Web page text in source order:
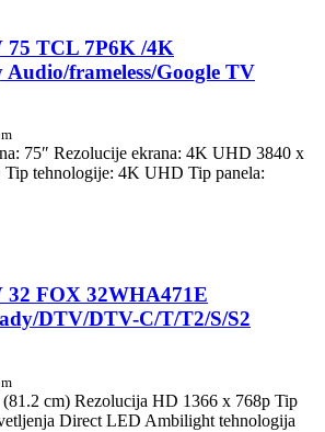
TCL 7P6K /4K
frameless/Google TV
75″ Rezolucije ekrana: 4K UHD 3840 x
Tip tehnologije: 4K UHD Tip panela:
FOX 32WHA471E
DTV/DTV-C/T/T2/S/S2
(81.2 cm) Rezolucija HD 1366 x 768p Tip
Direct LED Ambilight tehnologija